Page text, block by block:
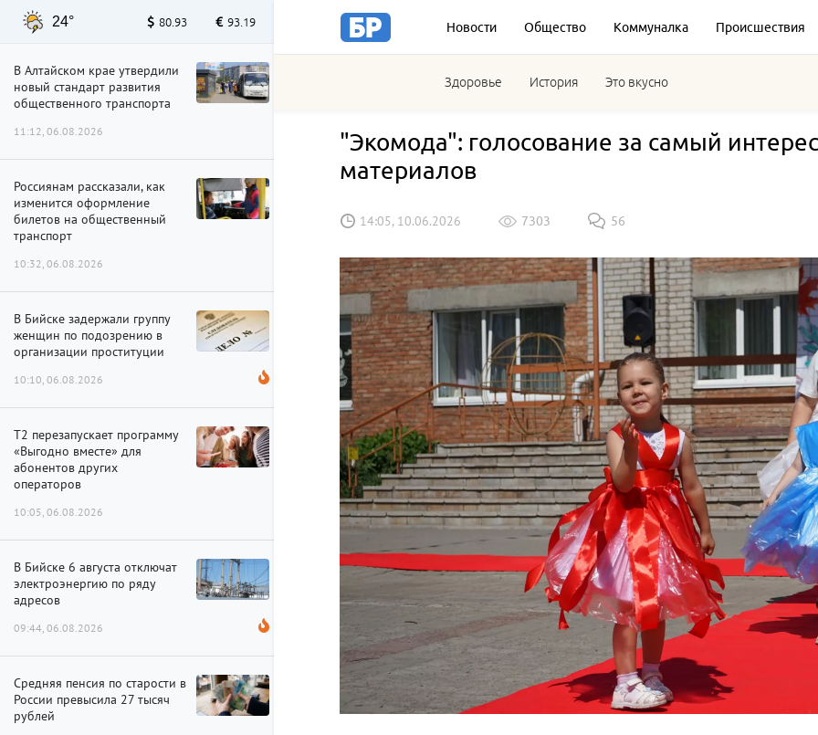
Новости Общество Коммуналка Происшествия
Здоровье История Это вкусно
24° 80.93 93.19
В Алтайском крае утвердили
новый стандарт развития
общественного транспорта
11:12, 06.08.2026
Россиянам рассказали, как
изменится оформление
билетов на общественный
транспорт
10:32, 06.08.2026
В Бийске задержали группу
женщин по подозрению в
организации проституции
10:10, 06.08.2026
Т2 перезапускает программу
«Выгодно вместе» для
абонентов других
операторов
10:05, 06.08.2026
В Бийске 6 августа отключат
электроэнергию по ряду
адресов
09:44, 06.08.2026
Средняя пенсия по старости в
России превысила 27 тысяч
рублей
"Экомода": голосование за самый
материалов
14:05, 10.06.2026 7303 56